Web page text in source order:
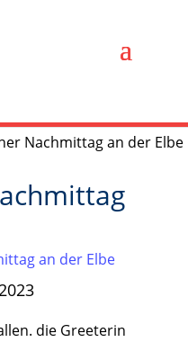
Nachmittag an der Elbe
die Greeterin